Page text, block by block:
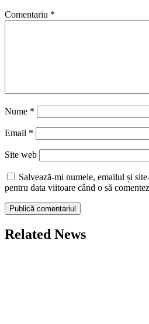
Comentariu *
Nume *
Email *
Site web
Salvează-mi numele, emailul și
pentru data viitoare când o să
Related News